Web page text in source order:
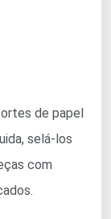
de papel
selá-los
com